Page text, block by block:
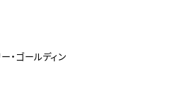
・ゴールディン